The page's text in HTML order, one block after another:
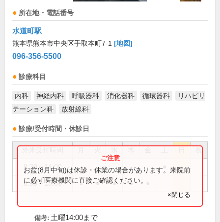
所在地・電話番号
水道町駅
熊本県熊本市中央区手取本町7-1 [地図]
096-356-5500
診療科目
内科 神経内科 呼吸器科 消化器科 循環器科
リハビリ
テーション科
放射線科
診療/受付時間・休診日
祝
8:30～14:00
8:30～18:00 ● ● ● ●
お盆(8月中旬)は休診・休業の場合があります。来院前
に必ず医療機関に直接ご確認ください。
×閉じる
備考: 土曜14:00まで